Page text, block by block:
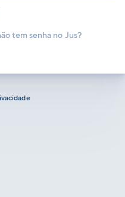
tem senha no Jus?